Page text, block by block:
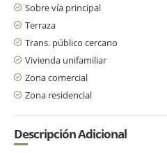
Sobre vía principal
Terraza
Trans. público cercano
Vivienda unifamiliar
Zona comercial
Zona residencial
Descripción Adicional